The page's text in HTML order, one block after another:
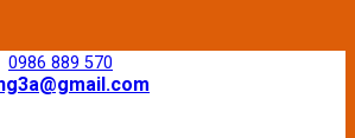
0986 889 570